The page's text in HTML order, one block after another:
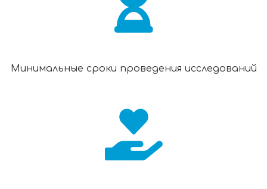
Минимальные сроки проведения исследований